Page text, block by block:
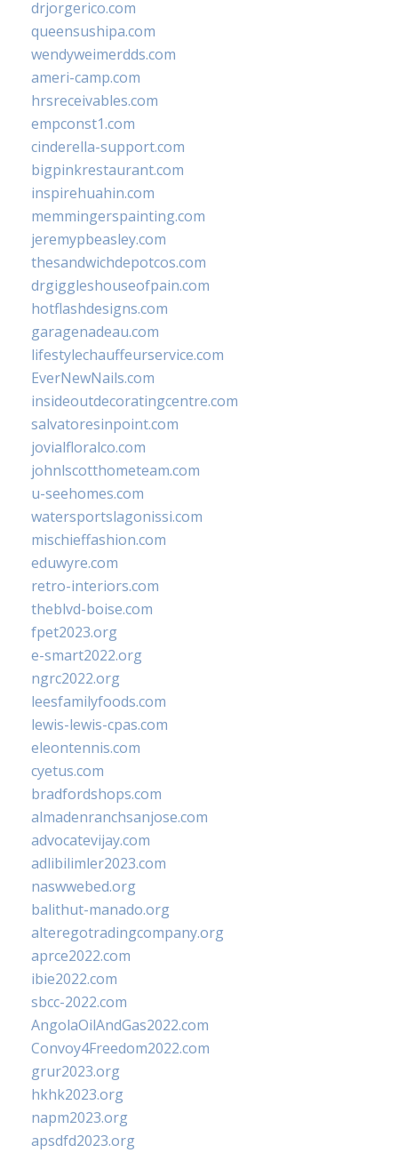
drjorgerico.com
queensushipa.com
wendyweimerdds.com
ameri-camp.com
hrsreceivables.com
empconst1.com
cinderella-support.com
bigpinkrestaurant.com
inspirehuahin.com
memmingerspainting.com
jeremypbeasley.com
thesandwichdepotcos.com
drgiggleshouseofpain.com
hotflashdesigns.com
garagenadeau.com
lifestylechauffeurservice.com
EverNewNails.com
insideoutdecoratingcentre.com
salvatoresinpoint.com
jovialfloralco.com
johnlscotthometeam.com
u-seehomes.com
watersportslagonissi.com
mischieffashion.com
eduwyre.com
retro-interiors.com
theblvd-boise.com
fpet2023.org
e-smart2022.org
ngrc2022.org
leesfamilyfoods.com
lewis-lewis-cpas.com
eleontennis.com
cyetus.com
bradfordshops.com
almadenranchsanjose.com
advocatevijay.com
adlibilimler2023.com
naswwebed.org
balithut-manado.org
alteregotradingcompany.org
aprce2022.com
ibie2022.com
sbcc-2022.com
AngolaOilAndGas2022.com
Convoy4Freedom2022.com
grur2023.org
hkhk2023.org
napm2023.org
apsdfd2023.org